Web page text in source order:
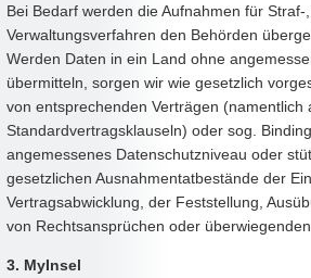
Bei Bedarf werden die Aufnahmen für Straf-
Verwaltungsverfahren den Behörden
Werden Daten in ein Land ohne
übermitteln, sorgen wir wie gesetzlich
von entsprechenden Verträgen (namentlich
Standardvertragsklauseln) oder sog.
angemessenes Datenschutzniveau oder
gesetzlichen Ausnahmentatbestände der
Vertragsabwicklung, der Feststellung,
von Rechtsansprüchen oder
3. MyInsel